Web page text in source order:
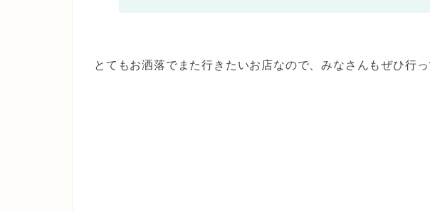
とてもお洒落でまた行きたいお店なので、みなさんもぜひ行っ